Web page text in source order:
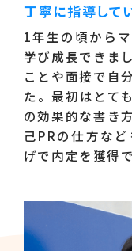
丁寧に指導して
1年生の頃から
学び成長できま
ことや面接で自
た。最初はとて
の効果的な書き
己PRの仕方な
げで内定を獲得